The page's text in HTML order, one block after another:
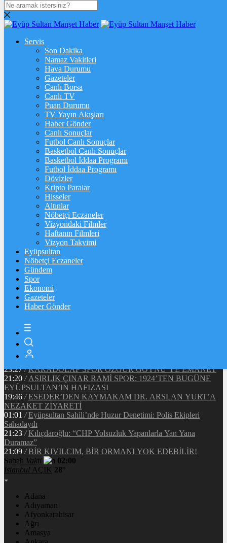
DOLAR
47,7111$% 0.17
EURO
% 0.03
STERLİN
% -0.03
GRAM ALTIN
%1,88
%1,83
BİTCOİN
ETHEREUM
TETHER
Servis
Son Dakika
Namaz Vakitleri
Hava Durumu
Gazeteler
Canlı Borsa
Canlı TV
Puan Durumu
TV Yayın Akışları
Haber Gönder
Canlı Sonuçlar
Futbol Canlı Sonuçlar
Basketbol Canlı Sonuçlar
Basketbol İddaa Programı
Futbol İddaa Programı
Dövizler
Kripto Paralar
Hisseler
Altınlar
Nöbetçi Eczaneler
Vizyondaki Filmler
Haftanın Filmleri
Vizyon Takvimi
Eyüpsultan
Nöbetçi Eczaneler
Gündem
Spor
Ekonomi
Gazeteler
Haber Gönder
20:37 / CHP EYÜPSULTAN İLÇE ÖRGÜTÜ ÜYELERİ
/ MHP EYÜPSULTAN TEŞKİLATI’NIN ACI GÜNÜ
13:33
/ BAŞKAN DR. MİTHAT BÜLENT ÖZMEN’DEN
KAMUOYUNA AÇIKLAMA
Makyaj Sanatçısı Uzay Damla Yıldız, Uluslararası
Başarılarıyla Türkiye’yi Temsil Ediyor
23:27 / KARADOLAP SPOR ÖZGÜR GÖYNÜ’YE EMANET
21:20 / ASIRLIK ÇINAR RAMİ SPOR: 1924’TEN BUGÜNE
EYÜPSULTAN’IN HAFIZASI
19:46 / ESEDER’DEN KAYMAKAM DR. ARSLAN YURT’A
NEZAKET ZİYARETİ
01:01 / Eyüpsultan Sahili’nde Huzur Denetimi: Polis Ekipleri
Sahadaydı
21:23 / Kılıçdaroğlu: “CHP Yolsuzluk Yapanlarla Yan Yana
Duramaz”
21:09 / BİR KIVILCIM, BİR ORMANI YOK EDEBİLİR!
Sabah Vakti
02:00
İstanbul AÇIK 28°
Adana
Adıyaman
Afyonkarahisar
Ağrı
Amasya